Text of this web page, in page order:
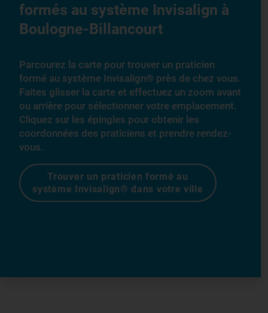
formés au système Invisalign à
Boulogne-Billancourt
Parcourez la carte pour trouver un praticien
formé au système Invisalign® près de chez vous.
Faites glisser la carte et effectuez un zoom avant
ou arrière pour sélectionner votre emplacement.
Cliquez sur les épingles pour obtenir les
coordonnées des praticiens et prendre rendez-
vous.
Trouver un praticien formé au
système Invisalign® dans votre ville